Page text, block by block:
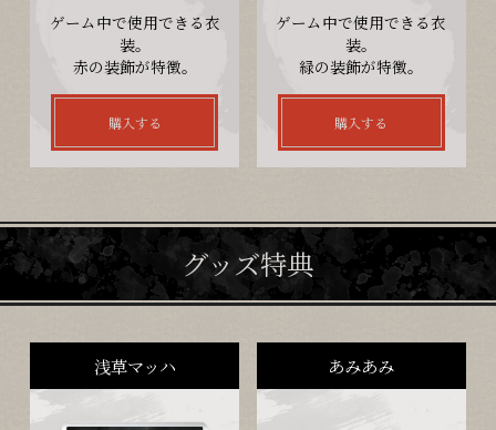
ゲーム中で使用できる衣
装。
赤の装飾が特徴。
購入する
ゲーム中で使用できる衣
装。
緑の装飾が特徴。
購入する
グッズ特典
浅草マッハ あみあみ